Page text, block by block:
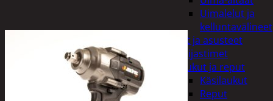
Uimalelut ja
kelluntavälineet
Vaatteet ja asusteet
Heijastimet
Laukut ja reput
Käsilaukut
Reput